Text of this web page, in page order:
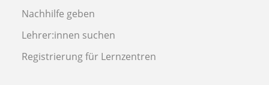
Nachhilfe geben
Lehrer:innen suchen
Registrierung für Lernzentren